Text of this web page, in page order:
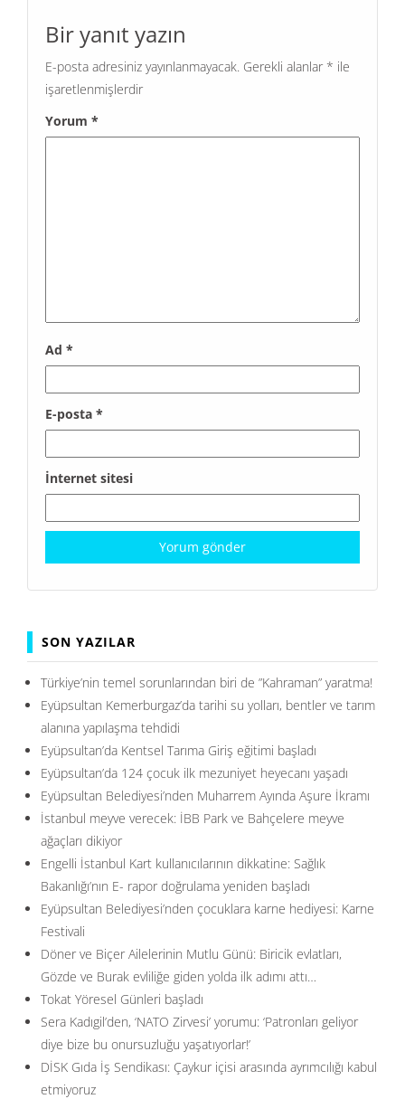
Bir yanıt yazın
E-posta adresiniz yayınlanmayacak. Gerekli alanlar * ile
işaretlenmişlerdir
Yorum *
Ad *
E-posta *
İnternet sitesi
SON YAZILAR
Türkiye’nin temel sorunlarından biri de ”Kahraman” yaratma!
Eyüpsultan Kemerburgaz’da tarihi su yolları, bentler ve tarım
alanına yapılaşma tehdidi
Eyüpsultan’da Kentsel Tarıma Giriş eğitimi başladı
Eyüpsultan’da 124 çocuk ilk mezuniyet heyecanı yaşadı
Eyüpsultan Belediyesi’nden Muharrem Ayında Aşure İkramı
İstanbul meyve verecek: İBB Park ve Bahçelere meyve
ağaçları dikiyor
Engelli İstanbul Kart kullanıcılarının dikkatine: Sağlık
Bakanlığı’nın E- rapor doğrulama yeniden başladı
Eyüpsultan Belediyesi’nden çocuklara karne hediyesi: Karne
Festivali
Döner ve Biçer Ailelerinin Mutlu Günü: Biricik evlatları,
Gözde ve Burak evliliğe giden yolda ilk adımı attı…
Tokat Yöresel Günleri başladı
Sera Kadıgil’den, ‘NATO Zirvesi’ yorumu: ‘Patronları geliyor
diye bize bu onursuzluğu yaşatıyorlar!’
DİSK Gıda İş Sendikası: Çaykur içisi arasında ayrımcılığı kabul
etmiyoruz